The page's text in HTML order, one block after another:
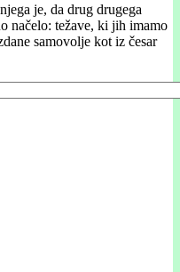
je, da drug drugega
načelo: težave, ki jih imamo
samovolje kot iz česar